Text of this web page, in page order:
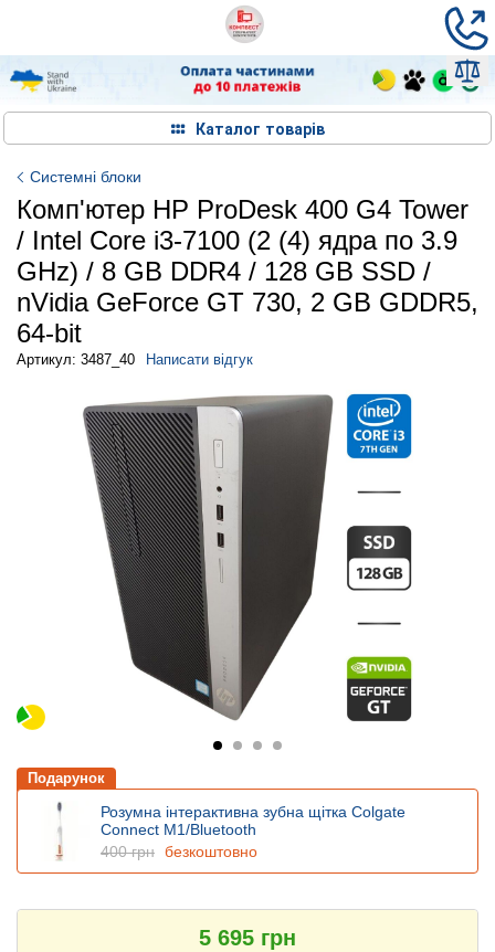
Каталог товарів
Системні блоки
Комп'ютер HP ProDesk 400 G4 Tower
/ Intel Core i3-7100 (2 (4) ядра по 3.9
GHz) / 8 GB DDR4 / 128 GB SSD /
nVidia GeForce GT 730, 2 GB GDDR5,
64-bit
Артикул: 3487_40 Написати відгук
Подарунок
Розумна інтерактивна зубна щітка Colgate
Connect M1/Bluetooth
400 грн безкоштовно
5 695 грн